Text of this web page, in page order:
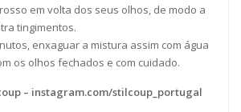
em volta dos seus olhos, de modo a
tingimentos.
enxaguar a mistura assim com água
os olhos fechados e com cuidado.
– instagram.com/stilcoup_portugal